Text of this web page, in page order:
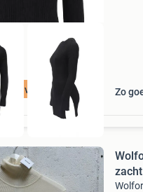
75% voordeel Zo